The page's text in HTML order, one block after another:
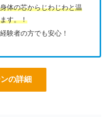
体の芯からじわじわと温
す。！
験者の方でも安心！
の詳細